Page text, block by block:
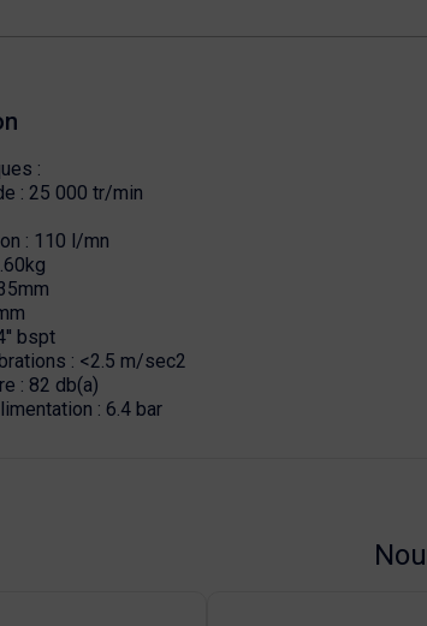
:
: 25 000 tr/min
: 110 l/mn
bspt
: <2.5 m/sec2
: 82 db(a)
: 6.4 bar